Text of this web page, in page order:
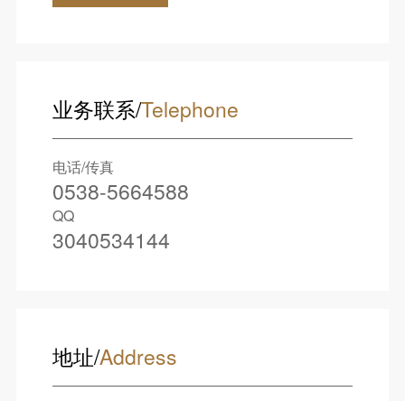
业务联系/Telephone
电话/传真
0538-5664588
QQ
3040534144
地址/Address